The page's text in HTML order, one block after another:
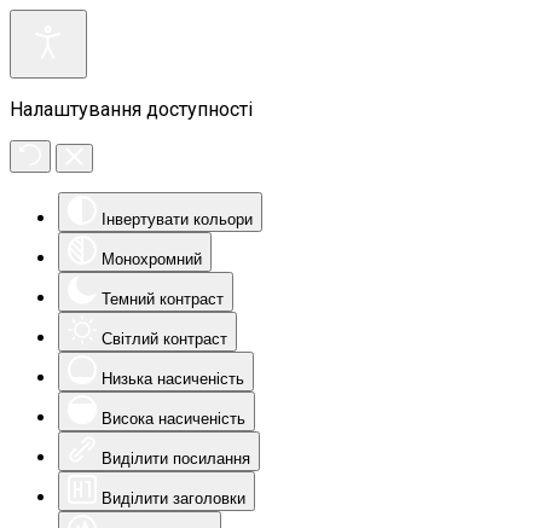
Налаштування доступності
Інвертувати кольори
Монохромний
Темний контраст
Світлий контраст
Низька насиченість
Висока насиченість
Виділити посилання
Виділити заголовки